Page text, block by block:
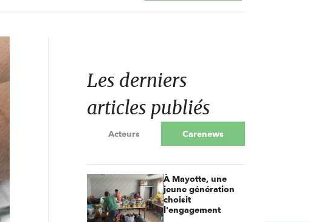
Les derniers
articles publiés
Acteurs Carenews
À Mayotte, une
jeune génération
choisit
l'engagement